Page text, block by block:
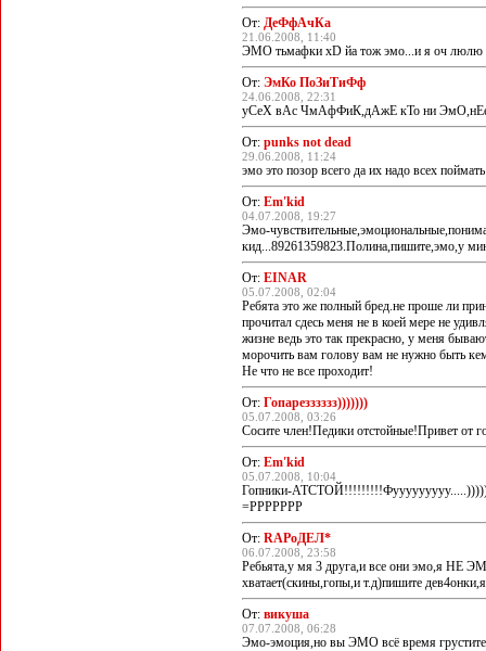
От: ДеФфАчКа
21.06.2008, 11:40
ЭМО тьмафки хD йа тож эмо...и я оч люлю
От: ЭмКо ПоЗиТиФф
24.06.2008, 22:31
уСеХ вАс ЧмАфФиК,дАжЕ кТо ни
От: punks not dead
29.06.2008, 11:24
эмо это позор всего да их надо всех
От: Em'kid
04.07.2008, 19:27
Эмо-
кид...89261359823.Полина,пишите,эмо,у
От: EINAR
05.07.2008, 02:04
Ребята это же полный бред.не проше ли
прочитал сдесь меня не в коей мере не
жизне ведь это так прекрасно, у меня
морочить вам голову вам не нужно быть
Не что не все проходит!
От: Гопарезззззз)))))))
05.07.2008, 03:26
Сосите член!Педики отстойные!Привет
От: Em'kid
05.07.2008, 10:04
Гопники-
=РРРРРРР
От: RAPoДЕЛ*
06.07.2008, 23:58
Ребьята,у мя 3 друга,и все они эмо,я НЕ
хватает(скины,гопы,и т.д)пишите
От: викуша
07.07.2008, 06:28
Эмо-эмоция,но вы ЭМО всё время